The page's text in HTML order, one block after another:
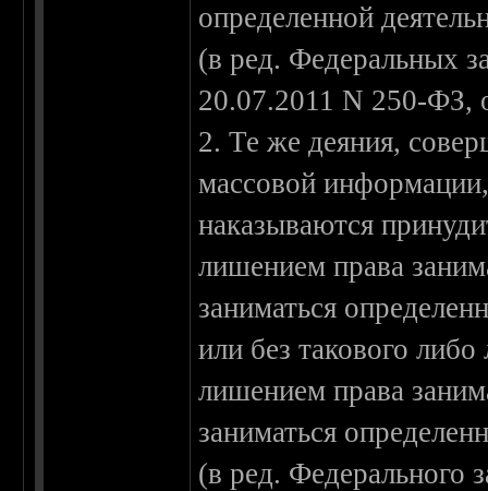
определенной
(в ред. Федеральных
20.07.2011 N 250-ФЗ,
2. Те же деяния,
массовой
наказываются
лишением права
заниматься
или без такового
лишением права
заниматься
(в ред. Федерального